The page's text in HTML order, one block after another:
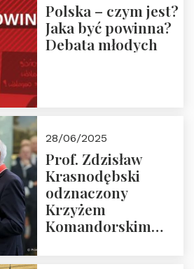
Polska – czym jest?
Jaka być powinna?
Debata młodych
28/06/2025
Prof. Zdzisław
Krasnodębski
odznaczony
Krzyżem
Komandorskim